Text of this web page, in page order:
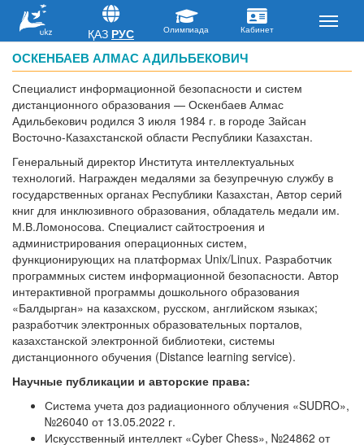
ОСКЕНБАЕВ АЛМАС АДИЛЬБЕКОВИЧ
Специалист информационной безопасности и систем
дистанционного образования — Оскенбаев Алмас
Адильбекович родился 3 июля 1984 г. в городе Зайсан
Восточно-Казахстанской области Республики Казахстан.
Генеральный директор Института интеллектуальных
технологий. Награжден медалями за безупречную службу в
государственных органах Республики Казахстан, Автор серий
книг для инклюзивного образования, обладатель медали им.
М.В.Ломоносова. Специалист сайтостроения и
администрирования операционных систем,
функционирующих на платформах Unix/Linux. Разработчик
программных систем информационной безопасности. Автор
интерактивной программы дошкольного образования
«Балдырган» на казахском, русском, английском языках;
разработчик электронных образовательных порталов,
казахстанской электронной библиотеки, системы
дистанционного обучения (Distance learning service).
Научные публикации и авторские права:
Система учета доз радиационного облучения «SUDRO»,
№26040 от 13.05.2022 г.
Искусственный интеллект «Cyber Chess», №24862 от
ҚАЗ РУС